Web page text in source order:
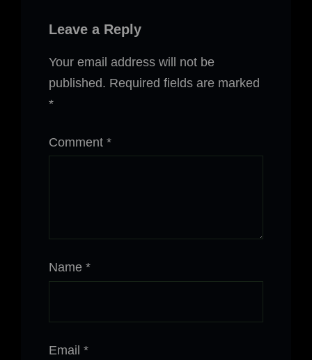
Leave a Reply
Your email address will not be
published. Required fields are marked
*
Comment *
Name *
Email *